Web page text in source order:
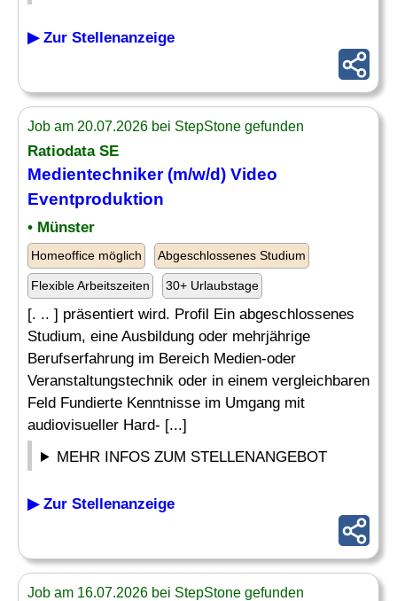
▶ Zur Stellenanzeige
Job am 20.07.2026 bei StepStone gefunden
Ratiodata SE
Medientechniker (m/w/d) Video
Eventproduktion
• Münster
Homeoffice möglich Abgeschlossenes Studium
Flexible Arbeitszeiten 30+ Urlaubstage
[. .. ] präsentiert wird. Profil Ein abgeschlossenes
Studium, eine Ausbildung oder mehrjährige
Berufserfahrung im Bereich Medien-oder
Veranstaltungstechnik oder in einem vergleichbaren
Feld Fundierte Kenntnisse im Umgang mit
audiovisueller Hard- [...]
MEHR INFOS ZUM STELLENANGEBOT
▶ Zur Stellenanzeige
Job am 16.07.2026 bei StepStone gefunden